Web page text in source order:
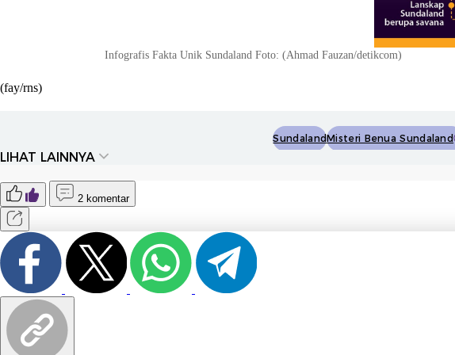
Infografis Fakta Unik Sundaland Foto: (Ahmad Fauzan/detikcom)
(fay/rns)
SundalandMisteri Benua Sundaland
LIHAT LAINNYA
2 komentar